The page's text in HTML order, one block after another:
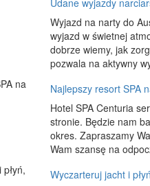
Udane wyjazdy
Wyjazd na narty do
wyjazd w świetnej
dobrze wiemy, jak
pozwala na aktywny
Najlepszy resort SPA
Hotel SPA Centuria
stronie. Będzie nam
okres. Zapraszamy
Wam szansę na
Wyczarteruj jacht i